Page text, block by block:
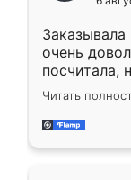
мебели
Заказывала
очень
посчитала,
Замерщик
делу со
за день,
Читать